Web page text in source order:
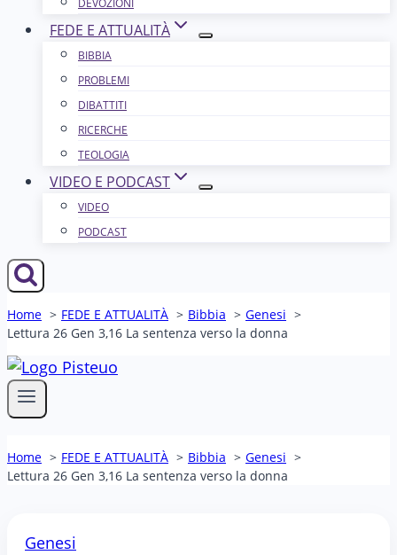
DEVOZIONI
FEDE E ATTUALITÀ
BIBBIA
PROBLEMI
DIBATTITI
RICERCHE
TEOLOGIA
VIDEO E PODCAST
VIDEO
PODCAST
Home FEDE E ATTUALITÀ Bibbia
Genesi
Lettura 26 Gen 3,16 La sentenza verso la donna
Home FEDE E ATTUALITÀ Bibbia
Genesi
Lettura 26 Gen 3,16 La sentenza verso la donna
Genesi